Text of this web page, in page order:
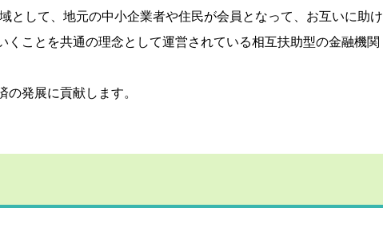
として、地元の中小企業者や住民が会員となって、お互いに助け
くことを共通の理念として運営されている相互扶助型の金融機関
の発展に貢献します。